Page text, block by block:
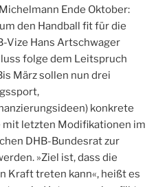
Ende Oktober:
den Handball fit für die
Vize Hans Artschwager
folge dem Leitspruch
März sollen nun drei
konkrete
mit letzten Modifikationen im
DHB-Bundesrat zur
»Ziel ist, dass die
Kraft treten kann«, heißt es